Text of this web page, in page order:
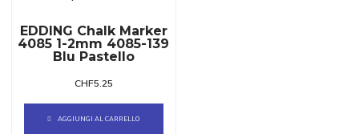
EDDING Chalk Marker
4085 1-2mm 4085-139
Blu Pastello
CHF5.25
AGGIUNGI AL CARRELLO